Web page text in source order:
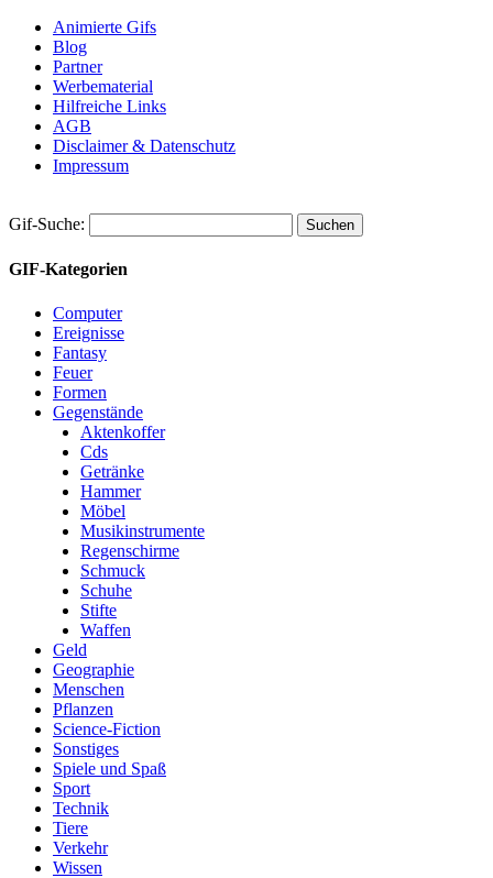
Animierte Gifs
Blog
Partner
Werbematerial
Hilfreiche Links
AGB
Disclaimer & Datenschutz
Impressum
Gif-Suche:
GIF-Kategorien
Computer
Ereignisse
Fantasy
Feuer
Formen
Gegenstände
Aktenkoffer
Cds
Getränke
Hammer
Möbel
Musikinstrumente
Regenschirme
Schmuck
Schuhe
Stifte
Waffen
Geld
Geographie
Menschen
Pflanzen
Science-Fiction
Sonstiges
Spiele und Spaß
Sport
Technik
Tiere
Verkehr
Wissen